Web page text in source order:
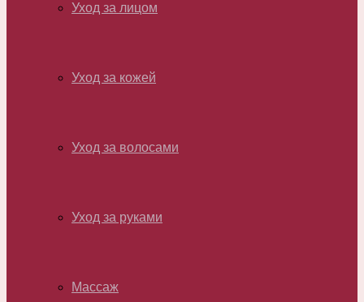
Уход за лицом
Уход за кожей
Уход за волосами
Уход за руками
Массаж